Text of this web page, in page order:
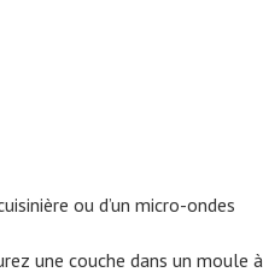
ou d’un micro-ondes
une couche dans un moule